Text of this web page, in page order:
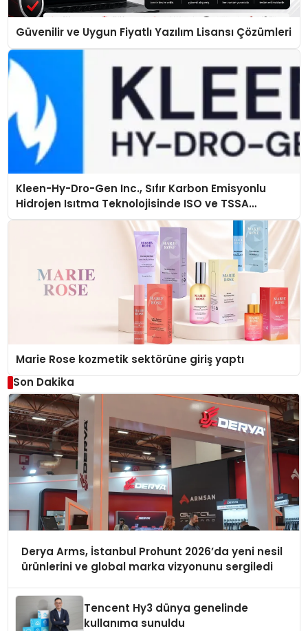
Güvenilir ve Uygun Fiyatlı Yazılım Lisansı Çözümleri
Kleen-Hy-Dro-Gen Inc., Sıfır Karbon Emisyonlu
Hidrojen Isıtma Teknolojisinde ISO ve TSSA
Düzenleyici Onaylarını Aldı
Marie Rose kozmetik sektörüne giriş yaptı
Son Dakika
Derya Arms, İstanbul Prohunt 2026’da yeni nesil
ürünlerini ve global marka vizyonunu sergiledi
Tencent Hy3 dünya genelinde
kullanıma sunuldu